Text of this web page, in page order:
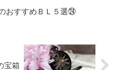
おすすめＢＬ５選㉔
宝箱